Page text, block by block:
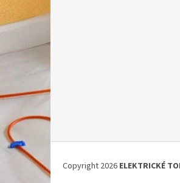
Copyright 2026 ELEKTRICKÉ